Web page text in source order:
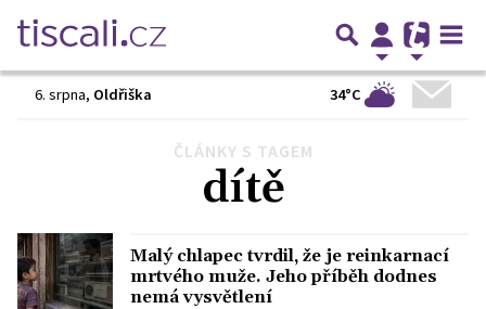
6. srpna, Oldřiška 34°C
ČLÁNKY S TAGEM
dítě
Malý chlapec tvrdil, že je reinkarnací
mrtvého muže. Jeho příběh dodnes
nemá vysvětlení
… 16 Další